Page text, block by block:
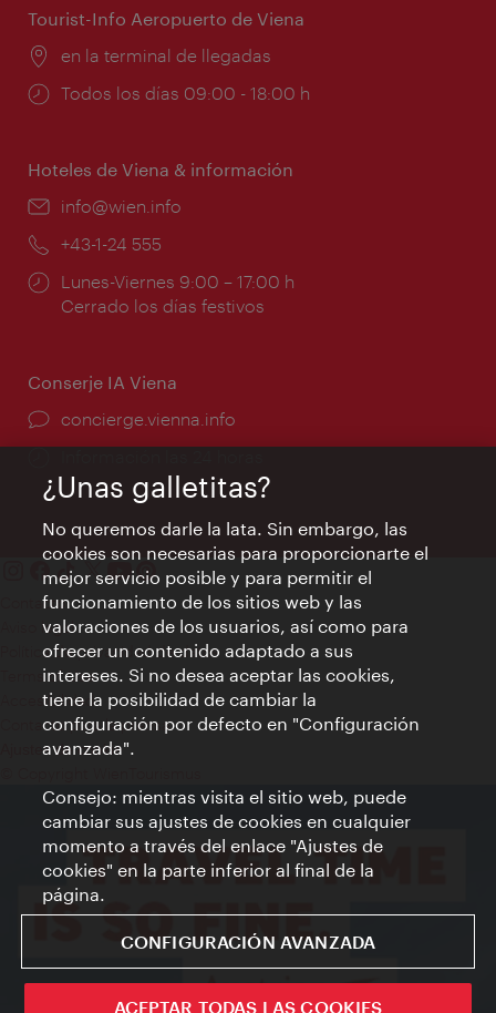
Tourist-Info Aeropuerto de Viena
Lugar:
en la terminal de llegadas
Horarios
Todos los días 09:00 - 18:00 h
Hoteles de Viena & información
e-
info@wien.info
Teléfono:
+43-1-24 555
Horarios
de
Lunes-Viernes 9:00 – 17:00 h
Cerrado los días festivos
Conserje IA Viena
concierge.vienna.info
Contacto
Aviso legal
Política de privacidad de datos
Terms of Use
Accesibilidad
Contacto para la prensa
Ajustes de cookie
¿Unas galletitas?
No queremos darle la lata. Sin embargo, las
cookies son necesarias para proporcionarte el
mejor servicio posible y para permitir el
funcionamiento de los sitios web y las
valoraciones de los usuarios, así como para
ofrecer un contenido adaptado a sus
intereses. Si no desea aceptar las cookies,
tiene la posibilidad de cambiar la
configuración por defecto en "Configuración
avanzada".
Consejo: mientras visita el sitio web, puede
cambiar sus ajustes de cookies en cualquier
momento a través del enlace "Ajustes de
cookies" en la parte inferior al final de la
página.
CONFIGURACIÓN AVANZADA
ACEPTAR TODAS LAS COOKIES